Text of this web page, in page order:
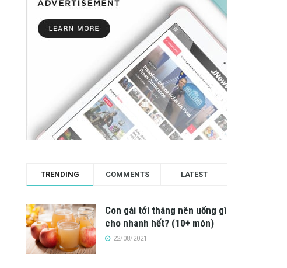
TRENDING COMMENTS LATEST
Con gái tới tháng nên uống gì
cho nhanh hết? (10+ món)
22/08/2021